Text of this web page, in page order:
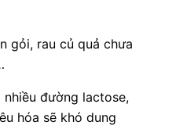
gỏi, rau củ quả chưa
nhiều đường lactose,
hóa sẽ khó dung